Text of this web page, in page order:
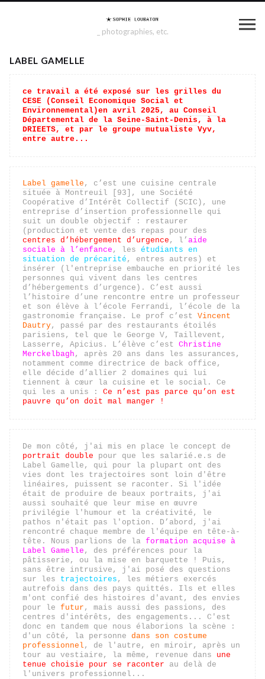
_ photographies, etc.
LABEL GAMELLE
CESE (Conseil Economique Social et
Environnemental)en avril 2025, au Conseil
Départemental de la Seine-Saint-Denis
, à la
DRIEETS, et par le groupe mutualiste Vyv,
entre autre...
Label gamelle , c’est une cuisine centrale
située à Montreuil [93], une Société
Coopérative d’Intérêt Collectif (SCIC), une
entreprise d’insertion professionnelle qui
suit un double objectif : restaurer
centres d’hébergement d’urgence , l’ aide
sociale à l’enfance , les étudiants en
situation de précarité , entres autres) et
insérer (l'entreprise embauche en priorité les
personnes qui vivent dans les centres
d’hébergements d’urgence). C’est aussi
l’histoire d’une rencontre entre un professeur
et son élève à l’école Ferrandi, l’école de la
gastronomie française. Le prof c’est Vincent
Dautry, passé par des restaurants étoilés
parisiens, tel que le George V, Taillevent,
Lasserre, Apicius. L’élève c’est Christine
Merckelbagh , après 20 ans dans les assurances,
notamment comme directrice de back office,
elle décide d’allier 2 domaines qui lui
tiennent à cœur la cuisine et le social. Ce
qui les a unis : Ce n’est pas parce qu’on est
pauvre qu’on doit mal manger !
De mon côté,
portrait double pour que les salarié.e.s de
Label Gamelle, qui pour la plupart ont des
vies dont les trajectoires sont loin d'être
linéaires, puissent se raconter. Si l'idée
était de produire de beaux portraits, j'ai
aussi souhaité que leur mise en œuvre
privilégie l'humour et la créativité, le
pathos n'était pas l'option. D’abord, j'ai
rencontré chaque membre de l'équipe en tête-à-
tête. Nous parlions de la formation acquise à
Label Gamelle , des préférences pour la
pâtisserie, ou la mise en barquette ! Puis,
sans être intrusive, j'ai posé des questions
sur les trajectoires , les métiers exercés
autrefois dans des pays quittés. Ils et elles
m'ont confié des histoires d'avant, des envies
pour le futur , mais aussi des passions, des
centres d'intérêts, des engagements... C'est
donc en tandem que nous élaborions la scène :
d'un côté, la personne dans son costume
professionnel , de l'autre, en miroir, après un
tour au vestiaire, la même, revenue dans une
tenue choisie pour se raconter au delà de
l'univers professionnel...